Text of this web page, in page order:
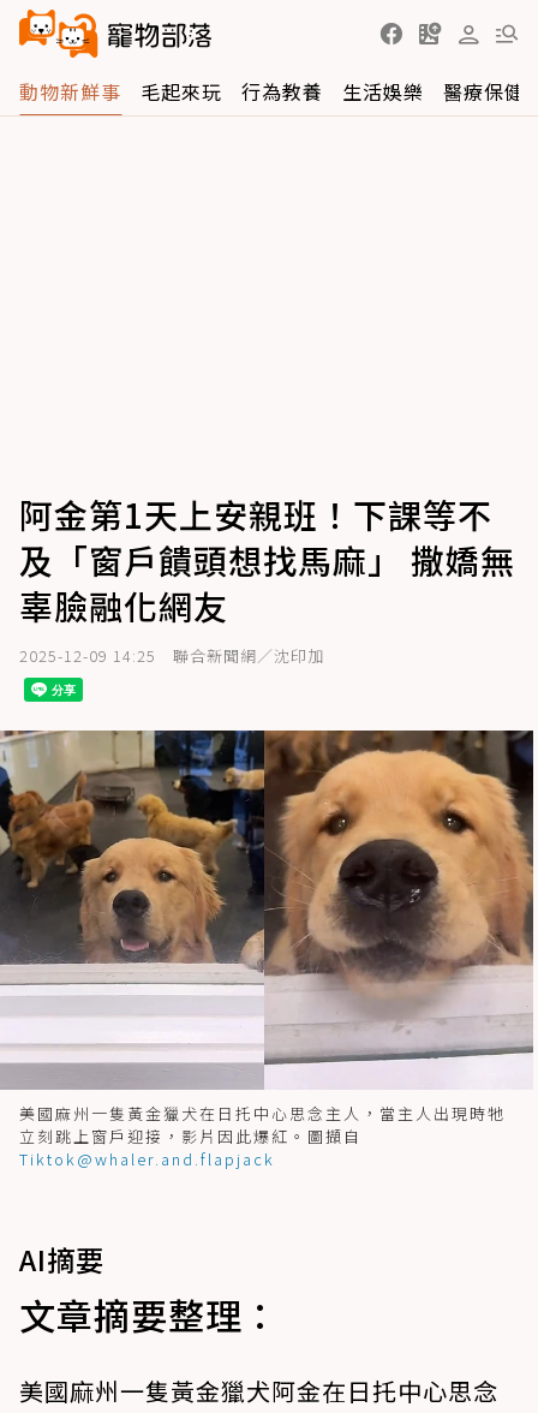
動物新鮮事 毛起來玩 行為教養 生活娛樂 醫療保健
阿金第1天上安親班！下課等不
及「窗戶饋頭想找馬麻」 撒嬌無
辜臉融化網友
2025-12-09 14:25 聯合新聞網／沈印加
美國麻州一隻黃金獵犬在日托中心思念主人，當主人出現時牠
立刻跳上窗戶迎接，影片因此爆紅。圖擷自
Tiktok@whaler.and.flapjack
AI摘要
文章摘要整理：
美國麻州一隻黃金獵犬阿金在日托中心思念